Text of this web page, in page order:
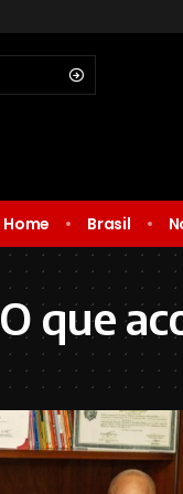
Home Brasil
O que